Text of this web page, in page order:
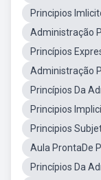
Principios
Administração
Princípios
Administração
Princípios Da
Principios
Principios
Aula ProntaDe
Princípios Da